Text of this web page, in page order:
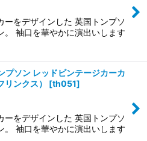
ーをデザインした 英国トンプソ
。 袖口を華やかに演出いします
プソン レッドビンテージカーカ
ンクス）
[th051]
ーをデザインした 英国トンプソ
。 袖口を華やかに演出いします